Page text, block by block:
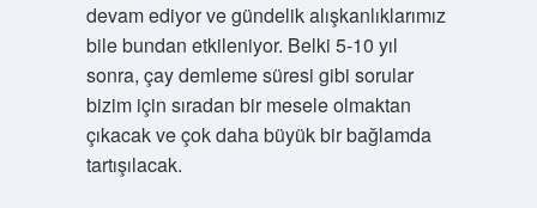
devam ediyor ve gündelik alışkanlıklarımız
bile bundan etkileniyor. Belki 5-10 yıl
sonra, çay demleme süresi gibi sorular
bizim için sıradan bir mesele olmaktan
çıkacak ve çok daha büyük bir bağlamda
tartışılacak.